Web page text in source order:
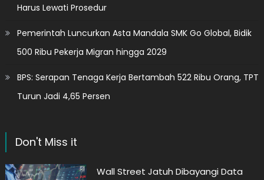
Harus Lewati Prosedur
Pemerintah Luncurkan Asta Mandala SMK Go Global, Bidik
500 Ribu Pekerja Migran hingga 2029
BPS: Serapan Tenaga Kerja Bertambah 522 Ribu Orang, TPT
Turun Jadi 4,65 Persen
Don't Miss it
Wall Street Jatuh Dibayangi Data